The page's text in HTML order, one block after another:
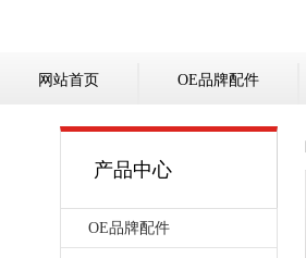
网站首页 OE品牌配件
产品中心
OE品牌配件